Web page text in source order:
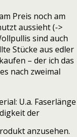
Preis noch am
aussieht (->
sind auch
Stücke aus edler
– der ich das
nach zweimal
U.a. Faserlänge
der
anzusehen.